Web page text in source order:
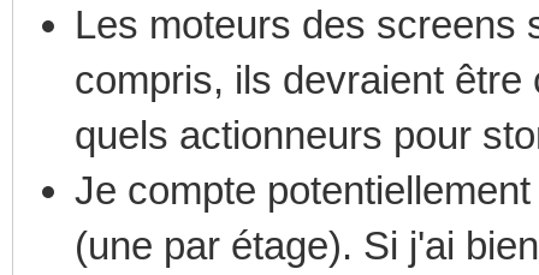
Les moteurs des screens
compris, ils devraient
quels actionneurs pour
Je compte
(une par étage). Si j'ai